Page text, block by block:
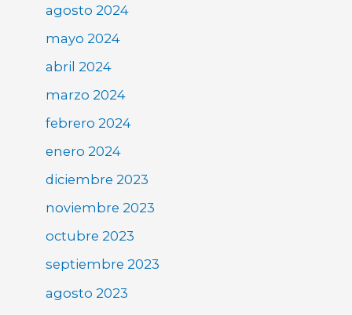
agosto 2024
mayo 2024
abril 2024
marzo 2024
febrero 2024
enero 2024
diciembre 2023
noviembre 2023
octubre 2023
septiembre 2023
agosto 2023